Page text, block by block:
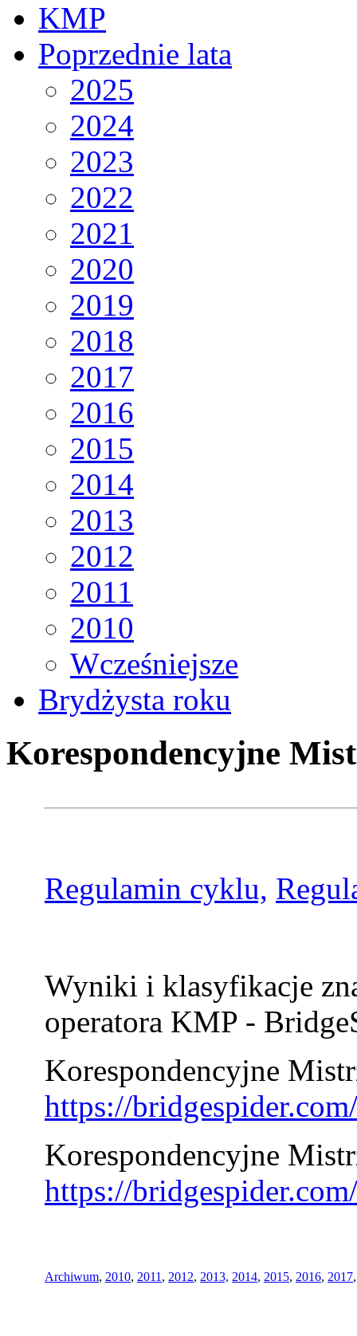
KMP
Poprzednie lata
2025
2024
2023
2022
2021
2020
2019
2018
2017
2016
2015
2014
2013
2012
2011
2010
Wcześniejsze
Brydżysta roku
Korespondencyjne
Regulamin cyklu,
Wyniki i klasyfikacje
operatora KMP -
Korespondencyjne
https://
Korespondencyjne
https://
Archiwum, 2010, 2011 , 2012, 2013, 2014, 2015, 2016, 2017